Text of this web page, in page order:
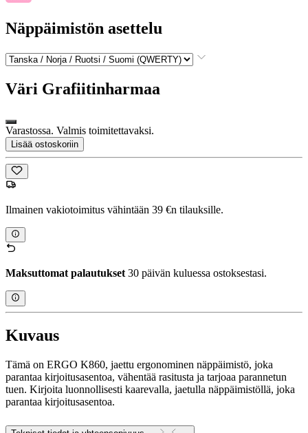
Näppäimistön asettelu
Väri Grafiitinharmaa
Varastossa. Valmis toimitettavaksi.
Lisää ostoskoriin
Ilmainen vakiotoimitus vähintään 39 €n tilauksille.
Maksuttomat palautukset 30 päivän kuluessa ostoksestasi.
Kuvaus
Tämä on ERGO K860, jaettu ergonominen näppäimistö, joka
parantaa kirjoitusasentoa, vähentää rasitusta ja tarjoaa parannetun
tuen. Kirjoita luonnollisesti kaarevalla, jaetulla näppäimistöllä, joka
parantaa kirjoitusasentoa.